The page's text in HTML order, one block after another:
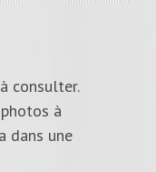
consulter.
à
dans une